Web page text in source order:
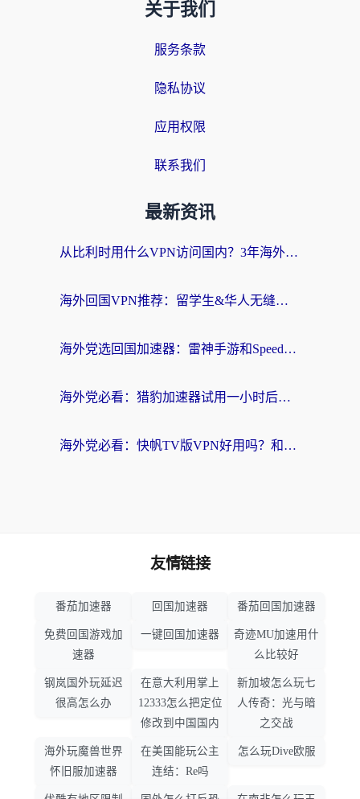
关于我们
服务条款
隐私协议
应用权限
联系我们
最新资讯
从比利时用什么VPN访问国内？3年海外党亲测有效的无缝回国上网指南
海外回国VPN推荐：留学生&华人无缝访问国内资源的实用指南
海外党选回国加速器：雷神手游和SpeedCN哪个好？附避坑指南
海外党必看：猎豹加速器试用一小时后，我终于找到无缝访问国内资源的正确姿势
海外党必看：快帆TV版VPN好用吗？和畅游VPN对比哪个回国效果更好？附实用选择指南
友情链接
番茄加速器 回国加速器 番茄回国加速器
免费回国游戏加
速器
一键回国加速器
奇迹MU加速用什
么比较好
钢岚国外玩延迟
很高怎么办
在意大利用掌上
12333怎么把定位
修改到中国国内
新加坡怎么玩七
人传奇：光与暗
之交战
海外玩魔兽世界
怀旧服加速器
在美国能玩公主
连结：Re吗
怎么玩Dive欧服